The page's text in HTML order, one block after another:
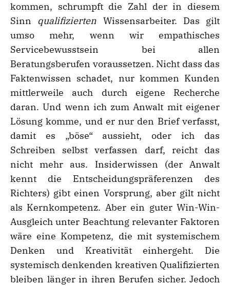
kommen, schrumpft die Zahl der in diesem
Sinn qualifizierten Wissensarbeiter. Das gilt
umso mehr, wenn wir empathisches
Servicebewusstsein bei allen
Beratungsberufen voraussetzen. Nicht dass das
Faktenwissen schadet, nur kommen Kunden
mittlerweile auch durch eigene Recherche
daran. Und wenn ich zum Anwalt mit eigener
Lösung komme, und er nur den Brief verfasst,
damit es „böse“ aussieht, oder ich das
Schreiben selbst verfassen darf, reicht das
nicht mehr aus. Insiderwissen (der Anwalt
kennt die Entscheidungspräferenzen des
Richters) gibt einen Vorsprung, aber gilt nicht
als Kernkompetenz. Aber ein guter Win-Win-
Ausgleich unter Beachtung relevanter Faktoren
wäre eine Kompetenz, die mit systemischem
Denken und Kreativität einhergeht. Die
systemisch denkenden kreativen Qualifizierten
bleiben länger in ihren Berufen sicher. Jedoch